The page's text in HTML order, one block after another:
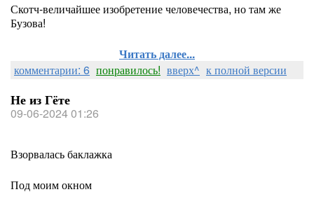
Скотч-величайшее изобретение человечества, но там же
Бузова!
Читать далее...
комментарии: 6 понравилось! вверх^ к полной версии
Не из Гёте
09-06-2024 01:26
Взорвалась баклажка
Под моим окном